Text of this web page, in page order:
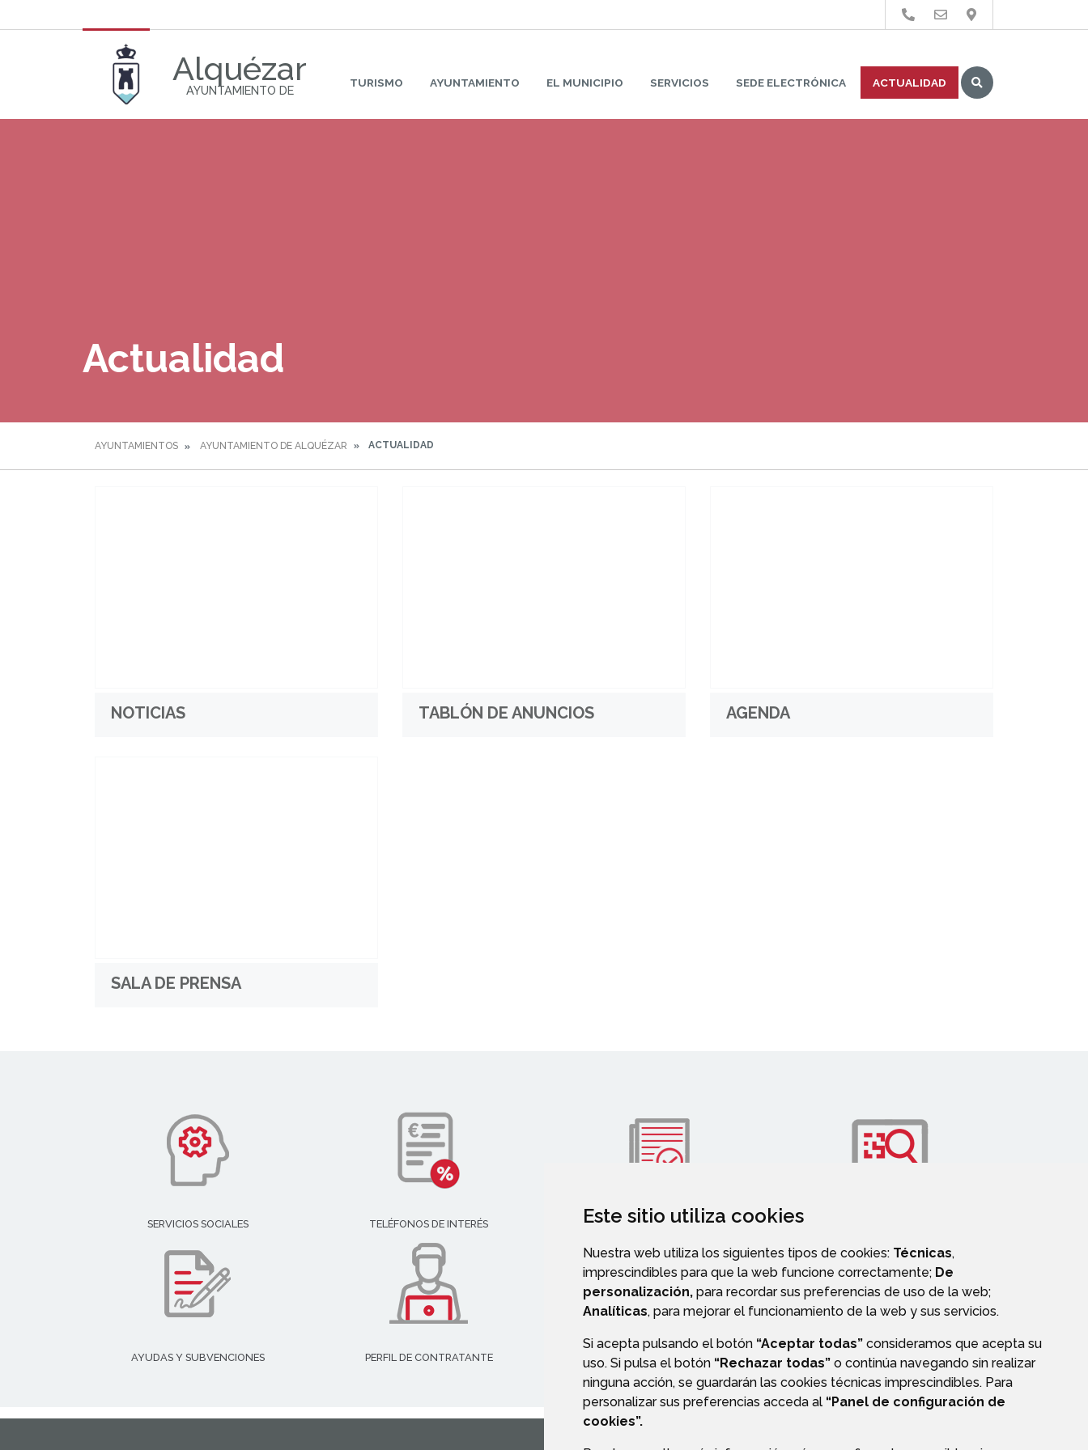
Este sitio utiliza cookies
Nuestra web utiliza los siguientes tipos de cookies: Técnicas,
imprescindibles para que la web funcione correctamente; De
personalización, para recordar sus preferencias de uso de la web;
Analíticas, para mejorar el funcionamiento de la web y sus servicios.
Si acepta pulsando el botón “Aceptar todas” consideramos que acepta su
uso. Si pulsa el botón “Rechazar todas” o continúa navegando sin realizar
ninguna acción, se guardarán las cookies técnicas imprescindibles. Para
personalizar sus preferencias acceda al “Panel de configuración de
cookies”.
Alquézar
AYUNTAMIENTO DE
TURISMO AYUNTAMIENTO EL MUNICIPIO SERVICIOS SEDE ELECTRÓNICA ACTUALIDAD
Buscar
Actualidad
AYUNTAMIENTOS AYUNTAMIENTO DE ALQUÉZAR ACTUALIDAD
NOTICIAS TABLÓN DE ANUNCIOS AGENDA
SALA DE PRENSA
SERVICIOS SOCIALES TELÉFONOS DE INTERÉS VALIDACIÓN DE DOCUMENTOS
AYUDAS Y SUBVENCIONES PERFIL DE CONTRATANTE